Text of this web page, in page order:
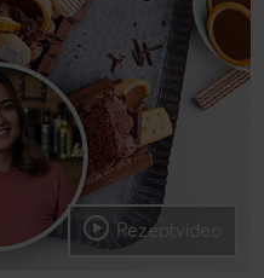
Rezeptvideo